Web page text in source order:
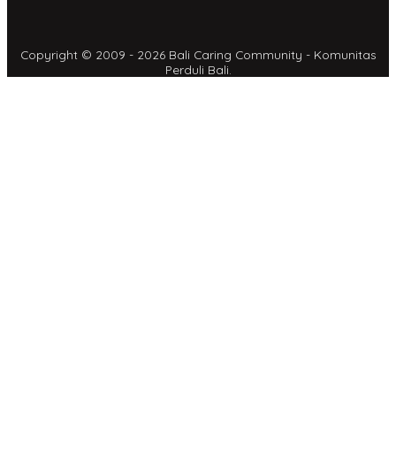
Copyright © 2009 - 2026 Bali Caring Community - Komunitas
Perduli Bali.